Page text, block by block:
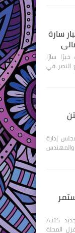
سارة
سارًا
2023 -2024. ويطمع النصر في
إدارة
والمهندس
كتب/
المحلة